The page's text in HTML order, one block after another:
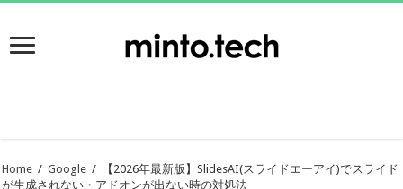
Home / Google /
【2026年最新版】SlidesAI(スライドエーアイ)でスライド
が生成されない・アドオンが出ない時の対処法